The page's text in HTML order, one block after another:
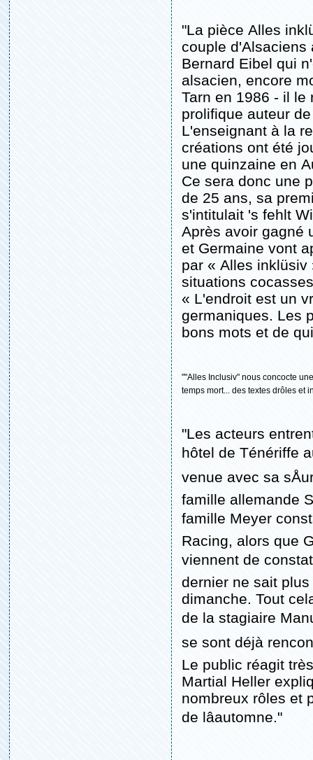
"La pièce Alles
couple d'Alsaciens
Bernard Eibel qui
alsacien, encore
Tarn en 1986 - il le
prolifique auteur
L'enseignant à la
créations ont été
une quinzaine en
Ce sera donc une
de 25 ans, sa
s'intitulait 's fehlt
Après avoir gagné
et Germaine vont
par « Alles
situations
« L'endroit est un
germaniques. Les
bons mots et de
""Alles Inclusiv" nous concocte
temps mort... des textes drôles et
"Les acteurs
hôtel de Ténériffe
venue avec sa
famille allemande
famille Meyer
Racing, alors que
viennent de
dernier ne sait
dimanche. Tout
de la stagiaire
se sont déjà
Le public réagit
Martial Heller
nombreux rôles et
de lâautomne."